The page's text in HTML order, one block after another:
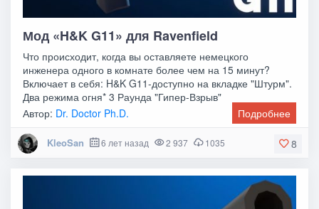
Мод «H&K G11» для Ravenfield
Что происходит, когда вы оставляете немецкого
инженера одного в комнате более чем на 15 минут?
Включает в себя: H&K G11-доступно на вкладке "Штурм".
Два режима огня* 3 Раунда "Гипер-Взрыв"
Автор: Dr. Doctor Ph.D. Подробнее
8
KleoSan 6 лет назад 2 937 1035